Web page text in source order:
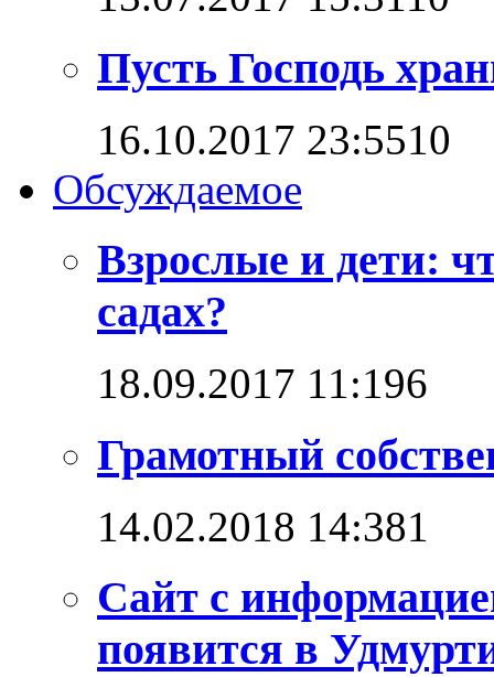
Пусть Господь
16.10.2017 23:5510
Обсуждаемое
Взрослые и дети:
садах?
18.09.2017 11:196
Грамотный
14.02.2018 14:381
Сайт с
появится в